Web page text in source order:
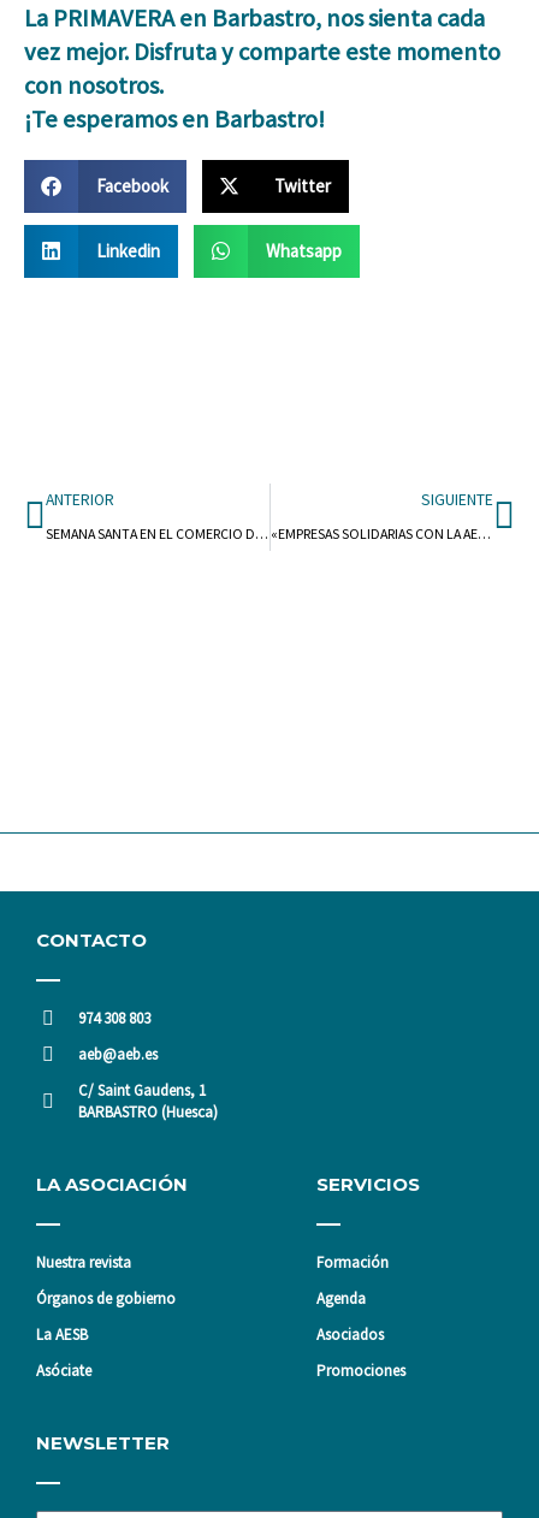
La PRIMAVERA en Barbastro, nos sienta cada
vez mejor. Disfruta y comparte este momento
con nosotros.
¡Te esperamos en Barbastro!
Facebook Twitter
Linkedin Whatsapp
Ant
ANTERIOR
SEMANA SANTA EN EL COMERCIO DE BARBASTRO
SIGUIENTE
«EMPRESAS SOLIDARIAS CON LA AECC A TRAVÉS DE LA CARRERA DE LA MUJER 2022»
CONTACTO
974 308 803
aeb@aeb.es
C/ Saint Gaudens, 1
BARBASTRO (Huesca)
LA ASOCIACIÓN
Nuestra revista
Órganos de gobierno
La AESB
Asóciate
SERVICIOS
Formación
Agenda
Asociados
Promociones
NEWSLETTER